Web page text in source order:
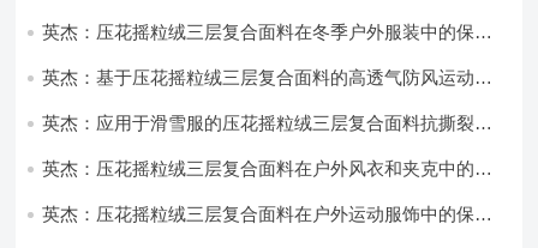
英杰：压花摇粒绒三层复合面料在冬季户外服装中的保暖
英杰：基于压花摇粒绒三层复合面料的高透气防风运动服
英杰：应用于滑雪服的压花摇粒绒三层复合面料抗撕裂与
英杰：压花摇粒绒三层复合面料在户外风衣和夹克中的应
英杰：压花摇粒绒三层复合面料在户外运动服饰中的保暖